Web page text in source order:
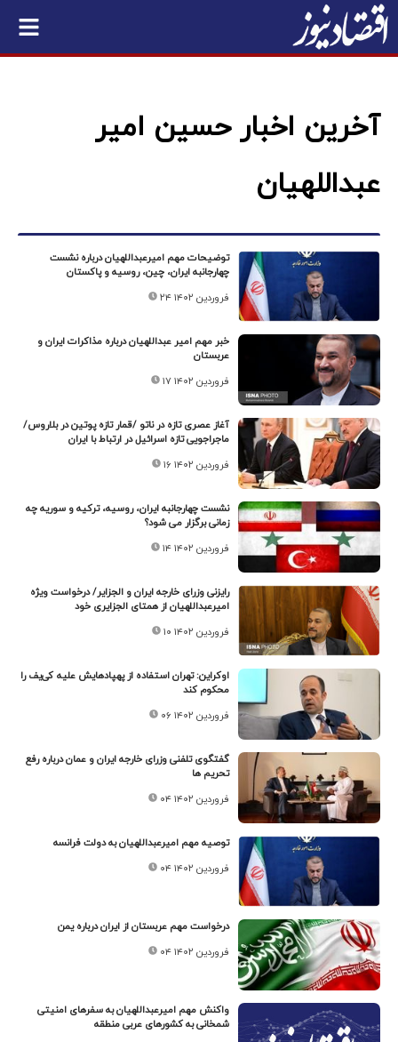
آخرین اخبار حسین امیر
عبداللهیان
توضیحات مهم امیرعبداللهیان درباره نشست
چهارجانبه ایران، چین، روسیه و پاکستان
۲۴ فروردین ۱۴۰۲
خبر مهم امیر عبداللهیان درباره مذاکرات ایران و
عربستان
۱۷ فروردین ۱۴۰۲
آغاز عصری تازه در ناتو /قمار تازه پوتین در بلاروس/
ماجراجویی تازه اسرائیل در ارتباط با ایران
۱۶ فروردین ۱۴۰۲
نشست چهارجانبه ایران، روسیه، ترکیه و سوریه چه
زمانی برگزار می شود؟
۱۴ فروردین ۱۴۰۲
رایزنی وزرای خارجه ایران و الجزایر/ درخواست ویژه
امیرعبداللهیان از همتای الجزایری خود
۱۰ فروردین ۱۴۰۲
اوکراین: تهران استفاده از پهپادهایش علیه کی‌یف را
محکوم کند
۰۶ فروردین ۱۴۰۲
گفتگوی تلفنی وزرای خارجه ایران و عمان درباره رفع
تحریم ها
۰۴ فروردین ۱۴۰۲
توصیه مهم امیرعبداللهیان به دولت فرانسه
۰۴ فروردین ۱۴۰۲
درخواست مهم عربستان از ایران درباره یمن
۰۴ فروردین ۱۴۰۲
واکنش مهم امیرعبداللهیان به سفرهای امنیتی
شمخانی به کشورهای عربی منطقه